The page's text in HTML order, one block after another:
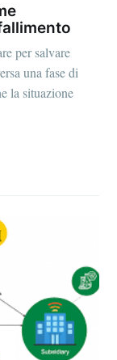
per salvare
una fase di
la situazione